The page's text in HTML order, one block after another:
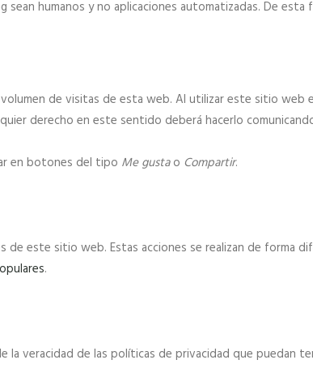
humanos y no aplicaciones automatizadas. De esta
de visitas de esta web. Al utilizar este sitio web
derecho en este sentido deberá hacerlo
en botones del tipo Me gustao Compartir.
este sitio web. Estas acciones se realizan de forma
.
veracidad de las políticas de privacidad que puedan